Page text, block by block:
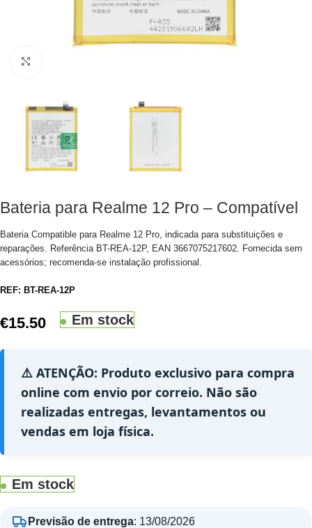
Bateria para Realme 12 Pro – Compatível
Bateria Compatible para Realme 12 Pro, indicada para substituições e
reparações. Referência BT-REA-12P, EAN 3667075217602. Fornecida sem
acessórios; recomenda-se instalação profissional.
REF: BT-REA-12P
€15.50 Em stock
⚠️ ATENÇÃO: Produto exclusivo para compra
online com envio por correio. Não são
realizadas entregas, levantamentos ou
vendas em loja física.
Em stock
Previsão de entrega: 13/08/2026